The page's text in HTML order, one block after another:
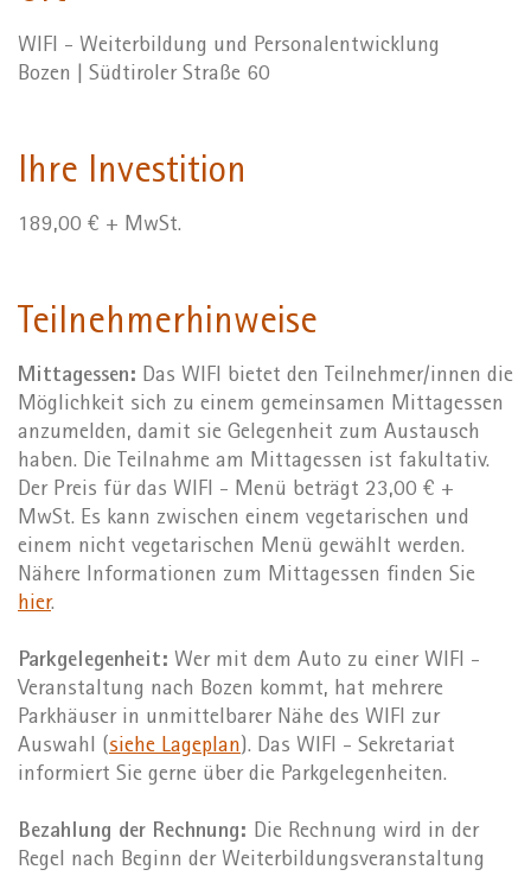
WIFI - Weiterbildung und Personalentwicklung
Bozen | Südtiroler Straße 60
Ihre Investition
189,00 € + MwSt.
Teilnehmerhinweise
Mittagessen: Das WIFI bietet den Teilnehmer/innen die
Möglichkeit sich zu einem gemeinsamen Mittagessen
anzumelden, damit sie Gelegenheit zum Austausch
haben. Die Teilnahme am Mittagessen ist fakultativ.
Der Preis für das WIFI - Menü beträgt 23,00 € +
MwSt. Es kann zwischen einem vegetarischen und
einem nicht vegetarischen Menü gewählt werden.
Nähere Informationen zum Mittagessen finden Sie
hier.
Parkgelegenheit: Wer mit dem Auto zu einer WIFI -
Veranstaltung nach Bozen kommt, hat mehrere
Parkhäuser in unmittelbarer Nähe des WIFI zur
Auswahl (siehe Lageplan). Das WIFI - Sekretariat
informiert Sie gerne über die Parkgelegenheiten.
Bezahlung der Rechnung: Die Rechnung wird in der
Regel nach Beginn der Weiterbildungsveranstaltung